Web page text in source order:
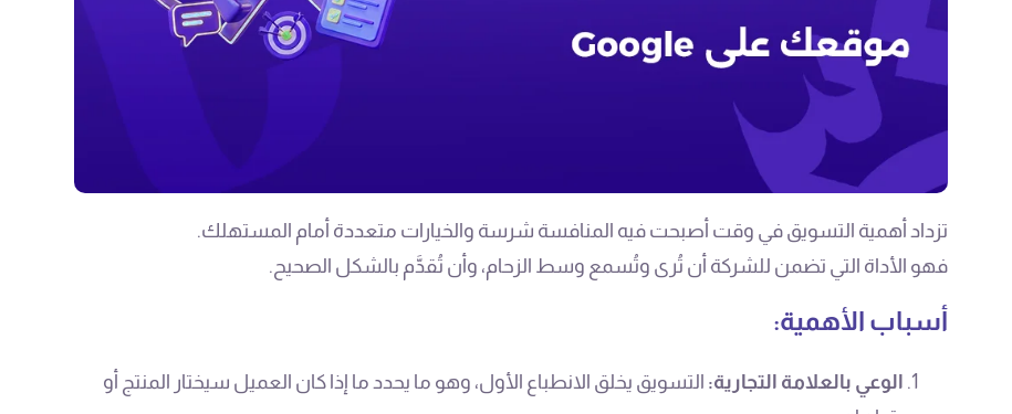
تزداد أهمية التسويق في وقت أصبحت فيه المنافسة شرسة والخيارات متعددة أمام المستهلك.
فهو الأداة التي تضمن للشركة أن تُرى وتُسمع وسط الزحام، وأن تُقدَّم بالشكل الصحيح.
أسباب الأهمية:
الوعي بالعلامة التجارية: التسويق يخلق الانطباع الأول، وهو ما يحدد ما إذا كان العميل سيختار المنتج أو